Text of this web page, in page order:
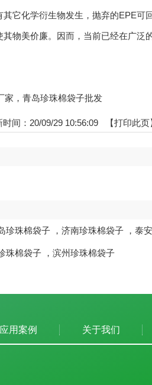
化学衍生物发生，抛弃的EPE可
美价廉。因而，当前已经在广泛的
家，青岛珍珠棉袋子批发
间：20/09/29 10:56:09 【打印此页
珍珠棉袋子 ， 济南珍珠棉袋子 ， 泰
珠棉袋子 ， 滨州珍珠棉袋子
应用案例 关于我们